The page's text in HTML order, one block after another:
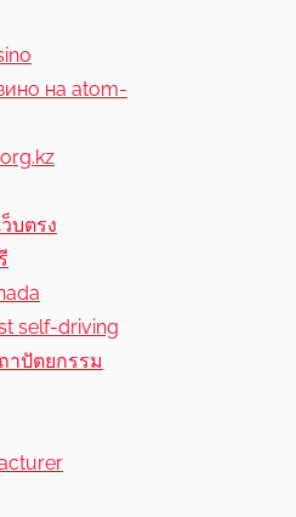
на atom-
บตรง
self-driving
ปัตยกรรม